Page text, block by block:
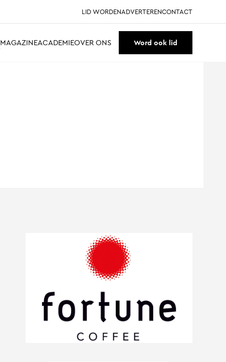
LID WORDENADVERTERENCONTACT
MAGAZINEACADEMIEOVER ONS Word ook lid